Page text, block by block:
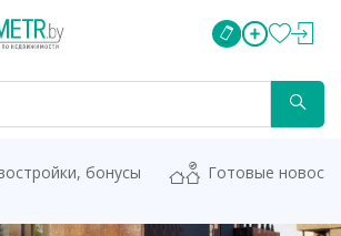
бонусы Готовые